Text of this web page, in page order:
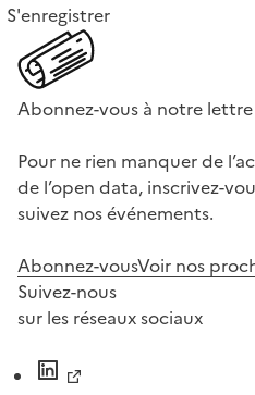
S'enregistrer
Abonnez-vous à notre
Pour ne rien manquer de
de l’open data, inscrivez-
suivez nos événements.
Abonnez-vousVoir nos
Suivez-nous
sur les réseaux sociaux